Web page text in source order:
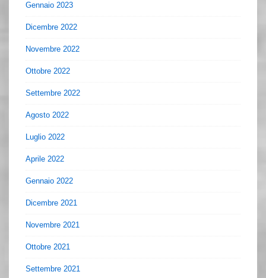
Gennaio 2023
Dicembre 2022
Novembre 2022
Ottobre 2022
Settembre 2022
Agosto 2022
Luglio 2022
Aprile 2022
Gennaio 2022
Dicembre 2021
Novembre 2021
Ottobre 2021
Settembre 2021